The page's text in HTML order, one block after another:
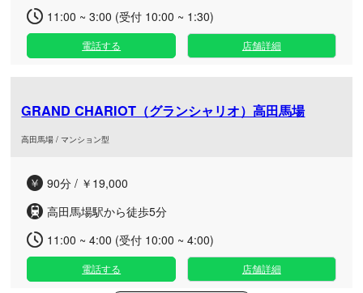
11:00 ~ 3:00 (受付 10:00 ~ 1:30)
電話する 店舗詳細
GRAND CHARIOT（グランシャリオ）高田馬場
高田馬場 / マンション型
90分 / ￥19,000
高田馬場駅から徒歩5分
11:00 ~ 4:00 (受付 10:00 ~ 4:00)
電話する 店舗詳細